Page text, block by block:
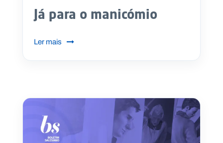
Já para o manicómio
Ler mais